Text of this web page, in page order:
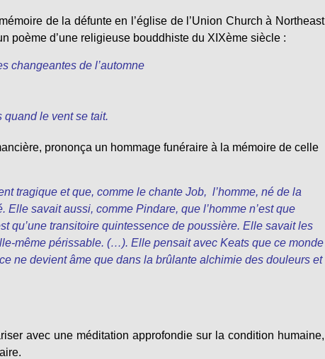
de la défunte en l’église de l’Union Church à Northeast
poème d’une religieuse bouddhiste du XIXème siècle :
changeantes de l’automne
quand le vent se tait.
prononça un hommage funéraire à la mémoire de celle
tragique et que, comme le chante Job, l’homme, né de la
savait aussi, comme Pindare, que l’homme n’est que
qu’une transitoire quintessence de poussière. Elle savait les
même périssable. (…). Elle pensait avec Keats que ce monde
ne devient âme que dans la brûlante alchimie des douleurs et
avec une méditation approfondie sur la condition humaine,